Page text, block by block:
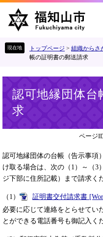
す
し
トップページ > 組織からさ
帳の証明書の郵送請求
認可地縁団体台
求
ページ
認可地縁団体の台帳（告示事項
け取る場合は、次の（1）～（3
ジ下部に住所記載）まで請求く
（1）
証明書交付請求書
必要に応じて連絡をとらせてい
とができる電話番号も御記入く